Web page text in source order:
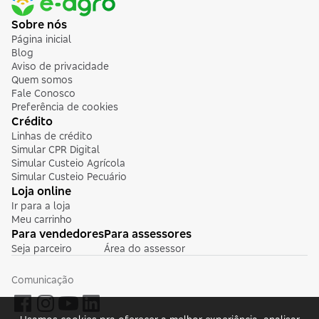
Sobre nós
Página inicial
Blog
Aviso de privacidade
Quem somos
Fale Conosco
Preferência de cookies
Crédito
Linhas de crédito
Simular CPR Digital
Simular Custeio Agrícola
Simular Custeio Pecuário
Loja online
Ir para a loja
Meu carrinho
Para assessores
Área do assessor
Para vendedores
Seja parceiro
Comunicação